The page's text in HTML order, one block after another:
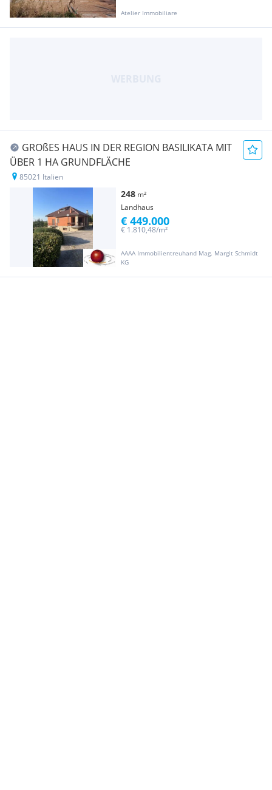
Atelier Immobiliare
GROßES HAUS IN DER REGION BASILIKATA MIT
ÜBER 1 HA GRUNDFLÄCHE
85021 Italien
248 m²
Landhaus
AAAA Immobilientreuhand Mag. Margit Schmidt
KG
€ 1.810,48/m²
€ 449.000